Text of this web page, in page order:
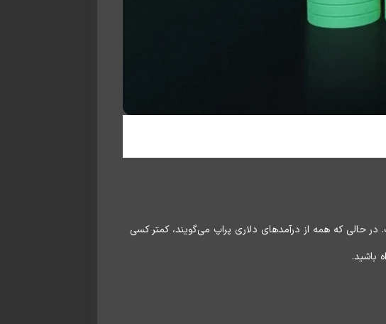
حالی که همه از درآمدهای دلاری پراپ می‌گویند، کمتر کسی
باشید.